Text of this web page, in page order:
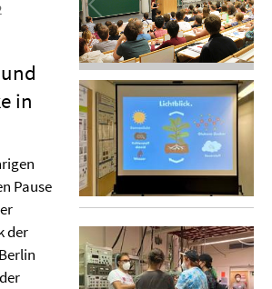
in
Pause
der